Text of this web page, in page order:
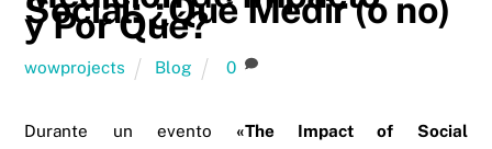
Social: ¿Qué Medir (o no)
y Por Qué?
wowprojects Blog 0
Durante un evento «The Impact of Social